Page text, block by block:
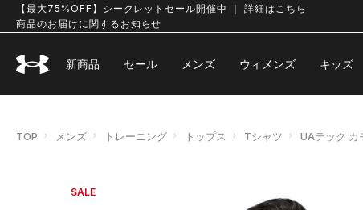
【最大75%OFF】シークレットセール開催中 ｜ 詳細はこちら
商品のお届けに関するお知らせ
新商品 セール メンズ ウィメンズ キッズ
TOP メンズ トレーニング トップス Tシャツ UAテック カ
SALE